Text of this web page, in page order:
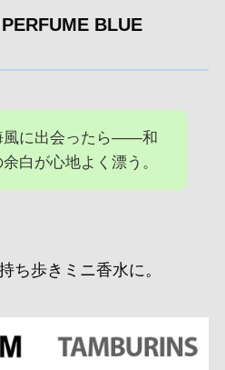
BLUE
風に出会ったら——和
白が心地よく漂う。
ち歩きミニ香水に。